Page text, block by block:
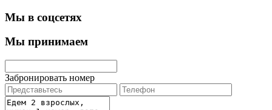
Мы в соцсетях
Мы принимаем
Забронировать номер